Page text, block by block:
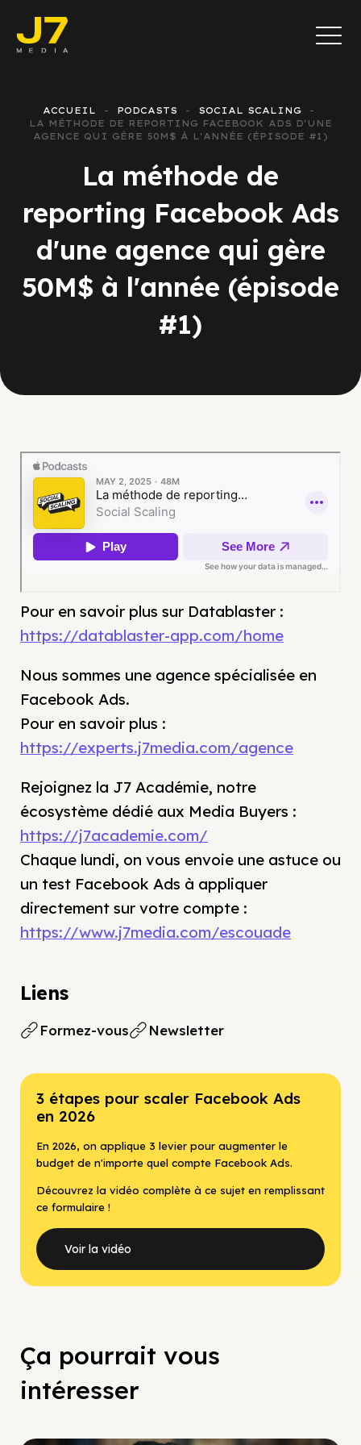
ACCUEIL PODCASTS
SOCIAL SCALING
LA MÉTHODE DE REPORTING FACEBOOK ADS D'UNE
AGENCE QUI GÈRE 50M$ À L'ANNÉE (ÉPISODE #1)
La méthode de
reporting Facebook Ads
d'une agence qui gère
50M$ à l'année (épisode
#1)
Pour en savoir plus sur Datablaster :
https://datablaster-app.com/home
Nous sommes une agence spécialisée en
Facebook Ads.
Pour en savoir plus :
https://experts.j7media.com/agence
Rejoignez la J7 Académie, notre
écosystème dédié aux Media Buyers :
https://j7academie.com/
Chaque lundi, on vous envoie une astuce ou
un test Facebook Ads à appliquer
directement sur votre compte :
https://www.j7media.com/escouade
Liens
Formez-vous Newsletter
3 étapes pour scaler Facebook Ads
en 2026
En 2026, on applique 3 levier pour augmenter le
budget de n'importe quel compte Facebook Ads.
Découvrez la vidéo complète à ce sujet en remplissant
ce formulaire !
Voir la vidéo
Ça pourrait vous
intéresser